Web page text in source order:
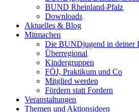
BUND Rheinland-Pfalz
Downloads
Aktuelles & Blog
Mitmachen
Die BUNDjugend in deiner
Überregional
Kindergruppen
FÖJ, Praktikum und Co
Mitglied werden
Fördern statt Fordern
Veranstaltungen
Themen und Aktionsideen